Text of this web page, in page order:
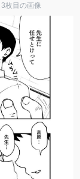
枚目の画像